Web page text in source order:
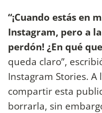
“¡Cuando estás en
Instagram, pero a
perdón! ¿En qué
queda claro”,
Instagram Stories.
compartir esta
borrarla, sin